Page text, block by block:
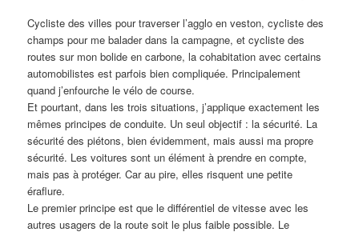
Cycliste des villes pour traverser l’agglo en veston, cycliste des
champs pour me balader dans la campagne, et cycliste des
routes sur mon bolide en carbone, la cohabitation avec certains
automobilistes est parfois bien compliquée. Principalement
quand j’enfourche le vélo de course.
Et pourtant, dans les trois situations, j’applique exactement les
mêmes principes de conduite. Un seul objectif : la sécurité. La
sécurité des piétons, bien évidemment, mais aussi ma propre
sécurité. Les voitures sont un élément à prendre en compte,
mais pas à protéger. Car au pire, elles risquent une petite
éraflure.
Le premier principe est que le différentiel de vitesse avec les
autres usagers de la route soit le plus faible possible. Le